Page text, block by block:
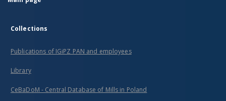
Collections
Publications of IGiPZ PAN and employees
Library
CeBaDoM - Central Database of Mills in Poland